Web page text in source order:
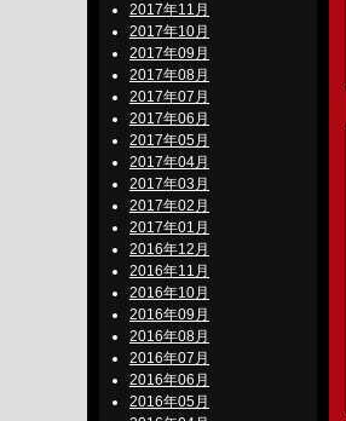
2017年11月
2017年10月
2017年09月
2017年08月
2017年07月
2017年06月
2017年05月
2017年04月
2017年03月
2017年02月
2017年01月
2016年12月
2016年11月
2016年10月
2016年09月
2016年08月
2016年07月
2016年06月
2016年05月